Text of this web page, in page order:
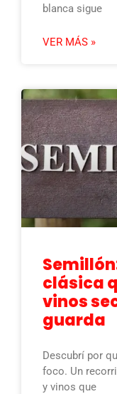
blanca sigue
VER MÁS »
clásica
vinos
guarda
Descubrí por
foco. Un
y vinos que